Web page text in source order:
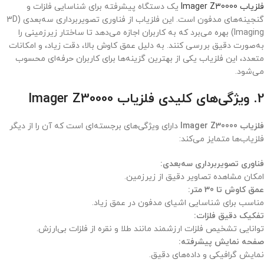
فلزیاب Imager Z30000
یک دستگاه پیشرفته برای شناسایی فلزات و
گنجینه‌های مدفون است. این فلزیاب از فناوری تصویربرداری سه‌بعدی (3D
Imaging) بهره می‌برد که به کاربران اجازه می‌دهد تا ساختار زیرزمینی را
به‌صورت دقیق بررسی کنند. به دلیل عمق کاوش بالا، دقت زیاد، و امکانات
متعدد، این فلزیاب یکی از بهترین گزینه‌ها برای کاربران حرفه‌ای محسوب
می‌شود.
2. ویژگی‌های کلیدی فلزیاب Imager Z30000
فلزیاب Imager Z30000
دارای ویژگی‌های برجسته‌ای است که آن را از دیگر
فلزیاب‌ها متمایز می‌کند:
فناوری تصویربرداری سه‌بعدی:
امکان مشاهده تصاویر دقیق از زیرزمین.
عمق کاوش تا 30 متر:
مناسب برای شناسایی اشیای مدفون در عمق زیاد.
تفکیک دقیق فلزات:
توانایی تشخیص فلزات ارزشمند مانند طلا و نقره از فلزات بی‌ارزش.
صفحه نمایش پیشرفته:
نمایش گرافیکی و داده‌های دقیق.